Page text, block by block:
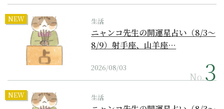
NEW 生活
ニャンコ先生の開運星占い（8/3～
8/9）射手座、山羊座…
2026/08/03
No.
NEW 生活